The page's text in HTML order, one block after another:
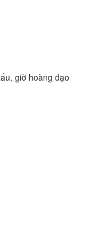
giờ hoàng đạo